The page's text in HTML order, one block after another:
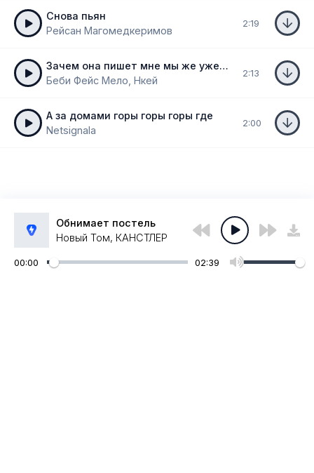
Снова пьян
Рейсан Магомедкеримов
2:19
Зачем она пишет мне мы же уже переспали
Беби Фейс Мело, Нкей
2:13
А за домами горы горы горы где
Netsignala
2:00
Обнимает постель
Новый Том, КАНСТЛЕР
00:00 02:39